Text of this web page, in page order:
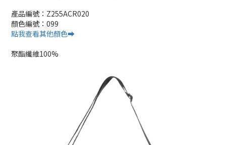
產品編號：Z255ACR020
顏色編號：099
點我查看其他顏色➡️
聚酯纖維100%